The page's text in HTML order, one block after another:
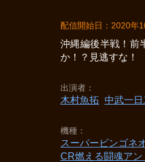
配信開始日：2020年
沖縄編後半戦！前
か！？見逃すな！
出演者
木村魚拓 中武一
機種
スーパービンゴネ
CR燃える闘魂ア